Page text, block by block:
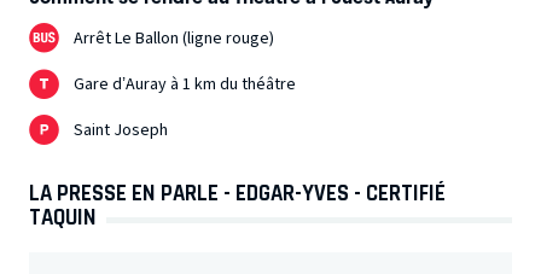
Arrêt Le Ballon (ligne rouge)
Gare d’Auray à 1 km du théâtre
Saint Joseph
LA PRESSE EN PARLE - EDGAR-YVES - CERTIFIÉ
TAQUIN